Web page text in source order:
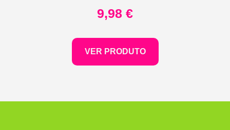
9,98 €
VER PRODUTO